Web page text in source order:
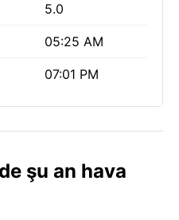
5.0
05:25 AM
07:01 PM
şu an hava